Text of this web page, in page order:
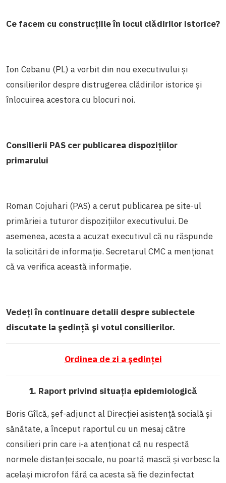
Ce facem cu construcțiile în locul clădirilor istorice?
Ion Cebanu (PL) a vorbit din nou executivului și
consilierilor despre distrugerea clădirilor istorice și
înlocuirea acestora cu blocuri noi.
Consilierii PAS cer publicarea dispozițiilor
primarului
Roman Cojuhari (PAS) a cerut publicarea pe site-ul
primăriei a tuturor dispozițiilor executivului. De
asemenea, acesta a acuzat executivul că nu răspunde
la solicitări de informație. Secretarul CMC a menționat
că va verifica această informație.
Vedeți în continuare detalii despre subiectele
discutate la ședință și votul consilierilor.
Ordinea de zi a ședinței
1. Raport privind situația epidemiologică
Boris Gîlcă, șef-adjunct al Direcției asistență socială și
sănătate, a început raportul cu un mesaj către
consilieri prin care i-a atenționat că nu respectă
normele distanței sociale, nu poartă mască și vorbesc la
același microfon fără ca acesta să fie dezinfectat